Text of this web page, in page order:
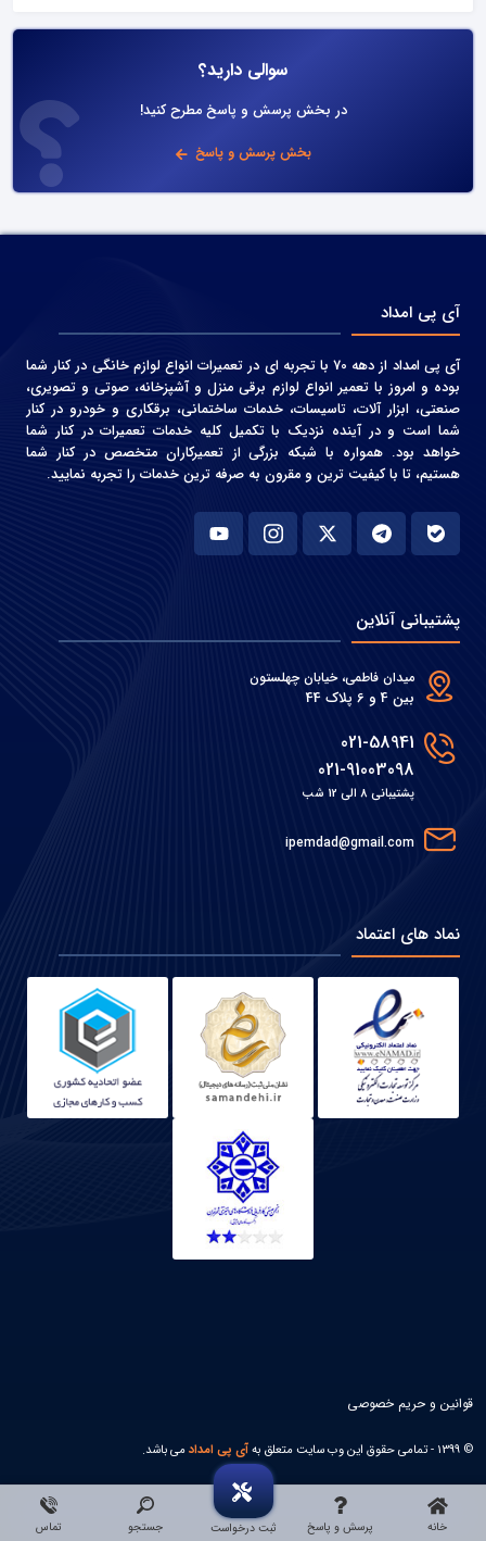
خانه پرسش و پاسخ ثبت درخواست جستجو تماس
سوالی دارید؟
در بخش پرسش و پاسخ مطرح کنید!
بخش پرسش و پاسخ
آی پی امداد
آی پی امداد از دهه 70 با تجربه ای در تعمیرات انواع لوازم خانگی در کنار شما
بوده و امروز با تعمیر انواع لوازم برقی منزل و آشپزخانه، صوتی و‌ تصویری،
صنعتی، ابزار آلات، تاسیسات، خدمات ساختمانی، برقکاری و خودرو در کنار
شما است و در آینده نزدیک با تکمیل کلیه خدمات تعمیرات در کنار شما
خواهد بود. همواره با شبکه بزرگی از تعمیرکاران متخصص در کنار شما
هستیم، تا با کیفیت ترین و مقرون به صرفه ترین خدمات را تجربه نمایید.
پشتیبانی آنلاین
میدان فاطمی، خیابان چهلستون
بین 4 و 6 پلاک 44
021-58941
021-91003098
پشتیبانی 8 الی 12 شب
ipemdad@gmail.com
نماد های اعتماد
© 1399 - تمامی حقوق این وب سایت متعلق به آی پی امدادمی باشد.
قوانین و حریم خصوصی